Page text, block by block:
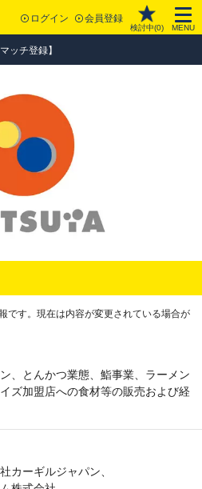
ログイン 会員登録
検討中(0) MENU
ッチ登録】
です。現在は内容が変更されている場合が
、とんかつ業態、鮨事業、ラーメン
ズ加盟店への食材等の販売および経
カーギルジャパン、